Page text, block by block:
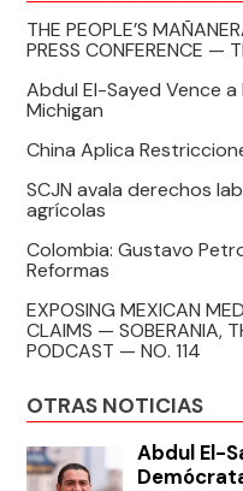
THE PEOPLE’S
PRESS CONFERENCE —
Abdul El-Sayed Vence
Michigan
China Aplica
SCJN avala derechos
agrícolas
Colombia: Gustavo
Reformas
EXPOSING MEXICAN
CLAIMS — SOBERANIA,
PODCAST — NO. 114
OTRAS NOTICIAS
Abdul El-